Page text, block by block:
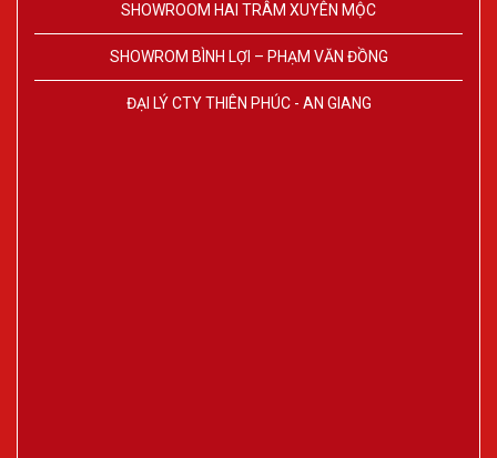
SHOWROOM HAI TRÂM XUYÊN MỘC
SHOWROM BÌNH LỢI – PHẠM VĂN ĐỒNG
ĐẠI LÝ CTY THIÊN PHÚC - AN GIANG